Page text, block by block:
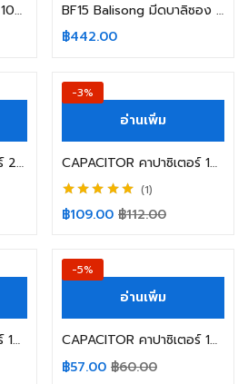
680UF 450V NIPPON 105C SIZE 35X50MM. สีดำ ขาเขี้ยว
BF15 Balisong มีดบาลิซอง มีดควง มีดซ้อม มีดผีเสื้อ ปลายหวี สีดำ
฿442.00
CAPACITOR คาปาซิเตอร์ 2200UF 100V 105C CHANGXIN SIZE 22X40MM. สีเขียว
-3%
อ่านเพิ่ม
CAPACITOR คาปาซิเตอร์ 10000UF 100V ELNA GOLD SIZE 35X60MM. ขาเขี้ยว
ตั้งแต่ 1-5
1
฿109.00 ฿112.00
CAPACITOR คาปาซิเตอร์ 10000UF 16V 105C AISHI SIZE 18X35MM. สีดำ
-5%
อ่านเพิ่ม
CAPACITOR คาปาซิเตอร์ 10000UF 35V TEAPO SIZE 25X40MM. 85C สีดำ ขาเขี้ยว
฿57.00 ฿60.00